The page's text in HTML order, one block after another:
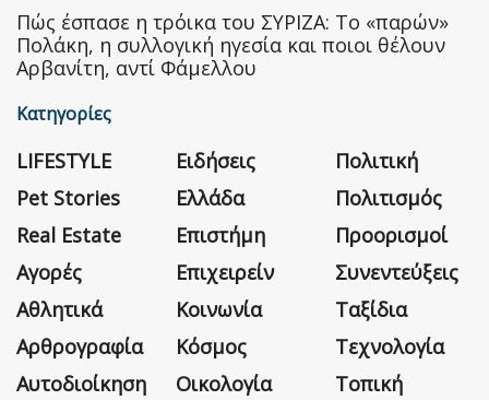
Πώς έσπασε η τρόικα του ΣΥΡΙΖΑ: Το «παρών»
Πολάκη, η συλλογική ηγεσία και ποιοι θέλουν
Αρβανίτη, αντί Φάμελλου
Κατηγορίες
LIFESTYLE
Pet Stories
Real Estate
Αγορές
Αθλητικά
Αρθρογραφία
Αυτοδιοίκηση
Ειδήσεις
Ελλάδα
Επιστήμη
Επιχειρείν
Κοινωνία
Κόσμος
Οικολογία
Πολιτική
Πολιτισμός
Προορισμοί
Συνεντεύξεις
Ταξίδια
Τεχνολογία
Τοπική